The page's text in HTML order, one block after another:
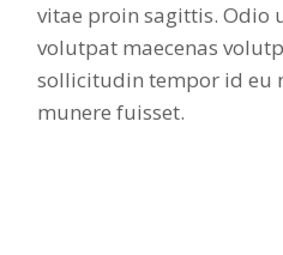
vitae proin sagittis. Odio
volutpat maecenas
sollicitudin tempor id eu
munere fuisset.